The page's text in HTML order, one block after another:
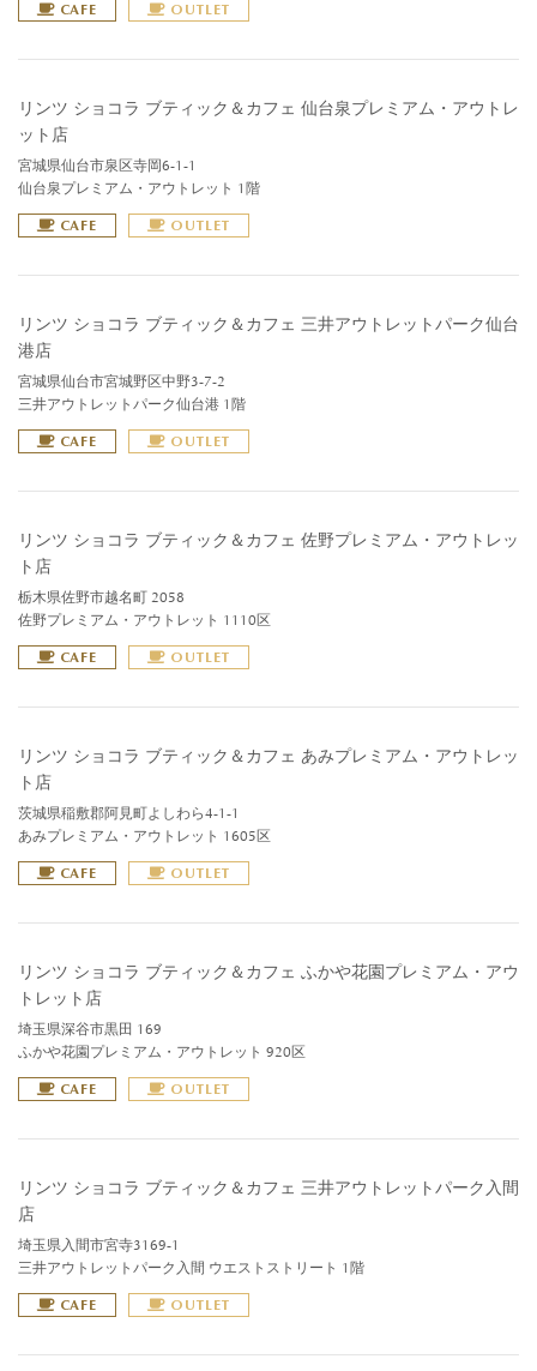
CAFE OUTLET
リンツ ショコラ ブティック＆カフェ 仙台泉プレミアム・アウトレ
ット店
宮城県仙台市泉区寺岡6-1-1
仙台泉プレミアム・アウトレット 1階
CAFE OUTLET
リンツ ショコラ ブティック＆カフェ 三井アウトレットパーク仙台
港店
宮城県仙台市宮城野区中野3-7-2
三井アウトレットパーク仙台港 1階
CAFE OUTLET
リンツ ショコラ ブティック＆カフェ 佐野プレミアム・アウトレッ
ト店
栃木県佐野市越名町 2058
佐野プレミアム・アウトレット 1110区
CAFE OUTLET
リンツ ショコラ ブティック＆カフェ あみプレミアム・アウトレッ
ト店
茨城県稲敷郡阿見町よしわら4-1-1
あみプレミアム・アウトレット 1605区
CAFE OUTLET
リンツ ショコラ ブティック＆カフェ ふかや花園プレミアム・アウ
トレット店
埼玉県深谷市黒田 169
ふかや花園プレミアム・アウトレット 920区
CAFE OUTLET
リンツ ショコラ ブティック＆カフェ 三井アウトレットパーク入間
店
埼玉県入間市宮寺3169-1
三井アウトレットパーク入間 ウエストストリート 1階
CAFE OUTLET